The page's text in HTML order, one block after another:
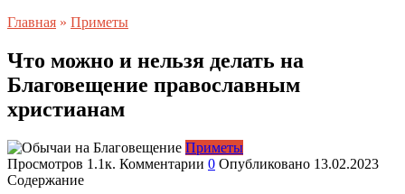
Главная » Приметы
Что можно и нельзя делать на
Благовещение православным
христианам
Приметы
Просмотров 1.1к. Комментарии 0 Опубликовано 13.02.2023
Содержание